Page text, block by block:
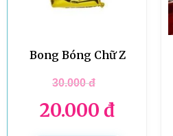
Bong Bóng Chữ Z
30.000đ
20.000 đ